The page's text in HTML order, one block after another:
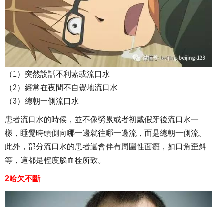
（1）突然說話不利索或流口水
（2）經常在夜間不自覺地流口水
（3）總朝一側流口水
患者流口水的時候，並不像勞累或者初戴假牙後流口水一
樣，睡覺時頭側向哪一邊就往哪一邊流，而是總朝一側流。
此外，部分流口水的患者還會伴有周圍性面癱，如口角歪斜
等，這都是輕度腦血栓所致。
2哈欠不斷